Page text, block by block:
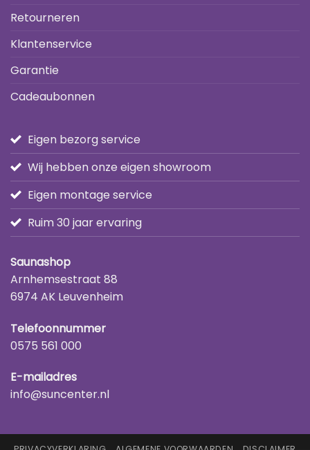
Retourneren
Klantenservice
Garantie
Cadeaubonnen
Eigen bezorg service
Wij hebben onze eigen showroom
Eigen montage service
Ruim 30 jaar ervaring
Saunashop
Arnhemsestraat 88
6974 AK Leuvenheim
Telefoonnummer
0575 561 000
E-mailadres
info@suncenter.nl